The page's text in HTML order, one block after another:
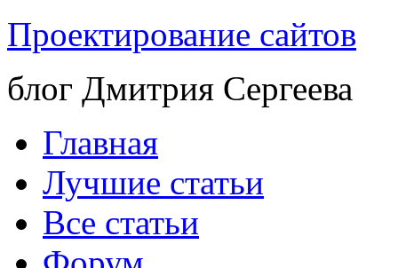
Проектирование сайтов
блог Дмитрия Сергеева
Главная
Лучшие статьи
Все статьи